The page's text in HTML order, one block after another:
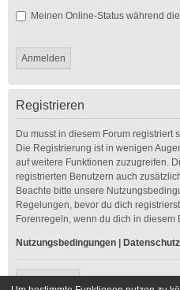
Meinen Online-Status während
Registrieren
Du musst in diesem Forum registriert
Die Registrierung ist in wenigen
auf weitere Funktionen zuzugreifen.
registrierten Benutzern auch
Beachte bitte unsere
Regelungen, bevor du dich
Forenregeln, wenn du dich in diesem
Nutzungsbedingungen